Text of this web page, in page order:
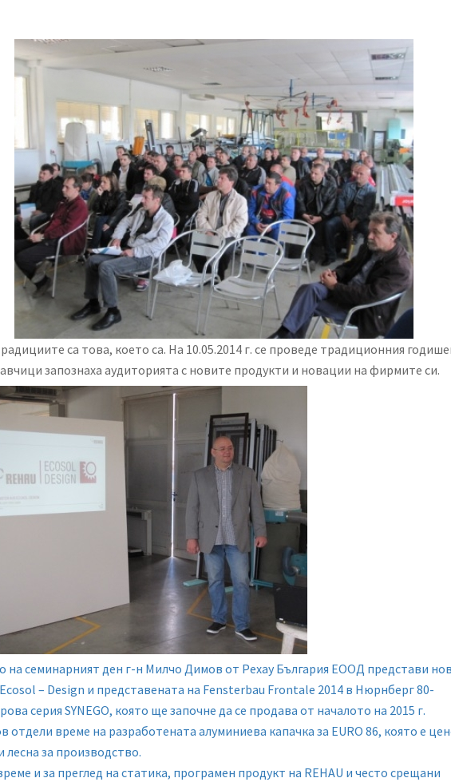
са това, което са. На 10.05.2014 г. се проведе традиционния
запознаха аудиторията с новите продукти и новации на фирмите си.
на семинарният ден г-н Милчо Димов от Рехау България ЕООД представи
– Design и представената на Fensterbau Frontale 2014 в Нюрнберг 80-
серия SYNEGO, която ще започне да се продава от началото на 2015 г.
отдели време на разработената алуминиева капачка за EURO 86, която е
лесна за производство.
и за преглед на статика, програмен продукт на REHAU и често срещани